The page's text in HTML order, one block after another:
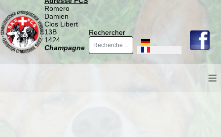
Romero
Damien
Clos Libert
13B
1424
Champagne
Rechercher
Sélectionnez votre langue
≡